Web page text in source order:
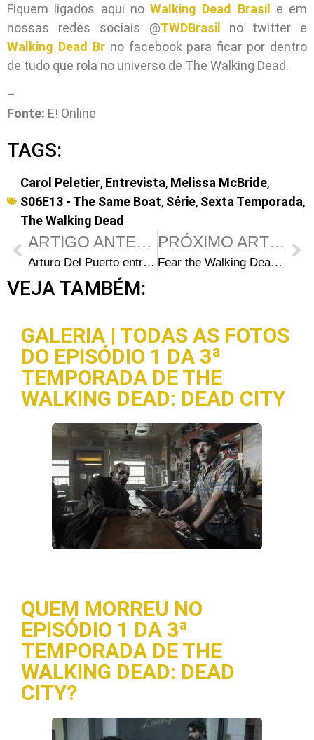
Fiquem ligados aqui no Walking Dead Brasil e em
nossas redes sociais @TWDBrasil no twitter e
Walking Dead Brno facebook para ficar por dentro
de tudo que rola no universo de The Walking Dead.
–
Fonte: E! Online
TAGS:
Carol Peletier, Entrevista, Melissa McBride,
S06E13 - The Same Boat, Série, Sexta Temporada,
The Walking Dead
ARTIGO ANTERIOR
Arturo Del Puerto entra para o elenco da 2ª temporada de Fear the Walking Dead
PRÓXIMO ARTIGO
Fear the Walking Dead Action Figures Série 1: Travis Manawa
VEJA TAMBÉM:
GALERIA | TODAS AS FOTOS
DO EPISÓDIO 1 DA 3ª
TEMPORADA DE THE
WALKING DEAD: DEAD CITY
QUEM MORREU NO
EPISÓDIO 1 DA 3ª
TEMPORADA DE THE
WALKING DEAD: DEAD
CITY?